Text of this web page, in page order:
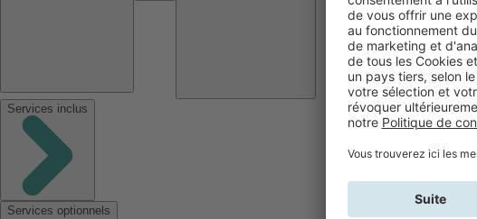
Services inclus
Services optionnels